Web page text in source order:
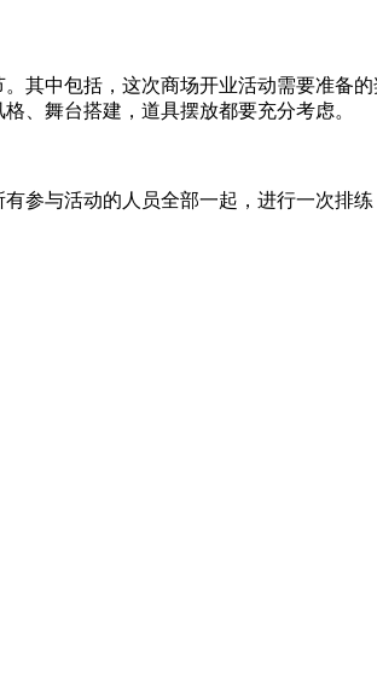
其中包括，这次商场开业活动需要准备
、舞台搭建，道具摆放都要充分考虑。
参与活动的人员全部一起，进行一次排